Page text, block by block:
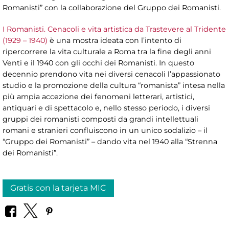
Romanisti” con la collaborazione del Gruppo dei Romanisti.
I Romanisti. Cenacoli e vita artistica da Trastevere al Tridente
(1929 – 1940) è una mostra ideata con l’intento di
ripercorrere la vita culturale a Roma tra la fine degli anni
Venti e il 1940 con gli occhi dei Romanisti. In questo
decennio prendono vita nei diversi cenacoli l’appassionato
studio e la promozione della cultura “romanista” intesa nella
più ampia accezione dei fenomeni letterari, artistici,
antiquari e di spettacolo e, nello stesso periodo, i diversi
gruppi dei romanisti composti da grandi intellettuali
romani e stranieri confluiscono in un unico sodalizio – il
“Gruppo dei Romanisti” – dando vita nel 1940 alla “Strenna
dei Romanisti”.
Gratis con la tarjeta MIC